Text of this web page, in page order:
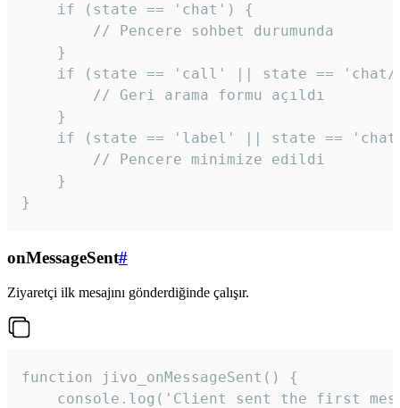
    if (state == 'chat') {
        // Pencere sohbet durumunda
    }
if (state == 'call' || state ==
        // Geri arama formu açıldı
    }
if (state == 'label' || state ==
        // Pencere minimize edildi
    }
}
onMessageSent#
Ziyaretçi ilk mesajını gönderdiğinde çalışır.
function jivo_onMessageSent() {
console.log('Client sent the first